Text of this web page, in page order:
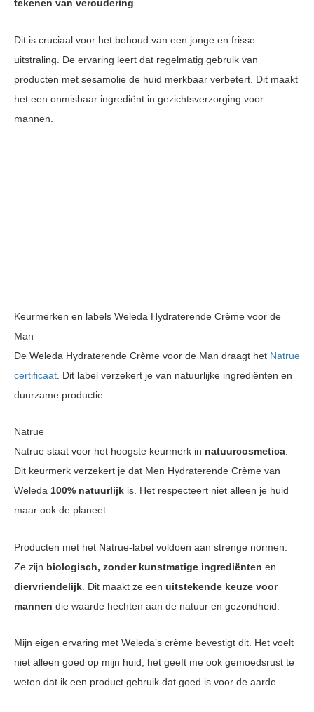
tekenen van veroudering.
Dit is cruciaal voor het behoud van een jonge en frisse
uitstraling. De ervaring leert dat regelmatig gebruik van
producten met sesamolie de huid merkbaar verbetert. Dit maakt
het een onmisbaar ingrediënt in gezichtsverzorging voor
mannen.
Keurmerken en labels Weleda Hydraterende Crème voor de
Man
De Weleda Hydraterende Crème voor de Man draagt het Natrue
certificaat . Dit label verzekert je van natuurlijke ingrediënten en
duurzame productie.
Natrue
Natrue staat voor het hoogste keurmerk in natuurcosmetica.
Dit keurmerk verzekert je dat Men Hydraterende Crème van
Weleda 100% natuurlijk is. Het respecteert niet alleen je huid
maar ook de planeet.
Producten met het Natrue-label voldoen aan strenge normen.
Ze zijn biologisch, zonder kunstmatige ingrediënten en
diervriendelijk . Dit maakt ze een uitstekende keuze voor
mannen die waarde hechten aan de natuur en gezondheid.
Mijn eigen ervaring met Weleda’s crème bevestigt dit. Het voelt
niet alleen goed op mijn huid, het geeft me ook gemoedsrust te
weten dat ik een product gebruik dat goed is voor de aarde.